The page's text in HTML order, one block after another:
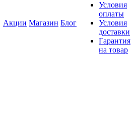
Акции Магазин Блог
Условия
оплаты
Условия
доставки
Гарантия
на товар